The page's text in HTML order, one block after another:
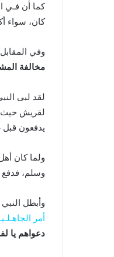
كما أن فـي
كان، سواء
وفي
مخالفة
لقد لبى
لقريش حيث
يدفعون قبل
ولما كان
وسلم،
وأبطل
أمر
دعواهم يا